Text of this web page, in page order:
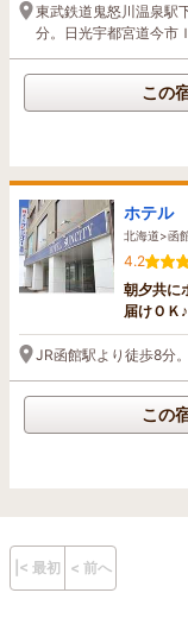
東武鉄道鬼怒川温泉駅
分。日光宇都宮道今市
この
ホテル
北海道>函
4.2
朝夕共に
届けＯＫ♪
JR函館駅より徒歩8分
この
|< 最初 < 前へ